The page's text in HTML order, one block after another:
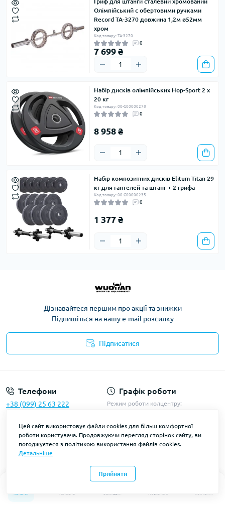
Каталог Головна Закладки
0
Порівняти Контакти
Олімпійський c обертовими ручками
Record TA-3270 довжина 1,2м ø52мм
хром
Код товару: TA-3270
0
7 699 ₴
Набір дисків олімпійських Hop-Sport 2 х
20 кг
Код товару: 00-G00000278
0
8 958 ₴
Набір композитних дисків Elitum Titan 29
кг для гантелей та штанг + 2 грифа
Код товару: 00-G00000235
0
1 377 ₴
Дізнавайтеся першим про акції та знижки
Підпишіться на нашу e-mail розсилку
Підписатися
Телефони
+38 (099) 25 63 222
Графік роботи
Режим роботи колцентру:
Наша адреса
місто Харків
Цей сайт використовує файли cookies для більш комфортної
роботи користувача. Продовжуючи перегляд сторінок сайту, ви
погоджуєтеся з політикою використання файлів cookies.
Детальніше
Прийняти